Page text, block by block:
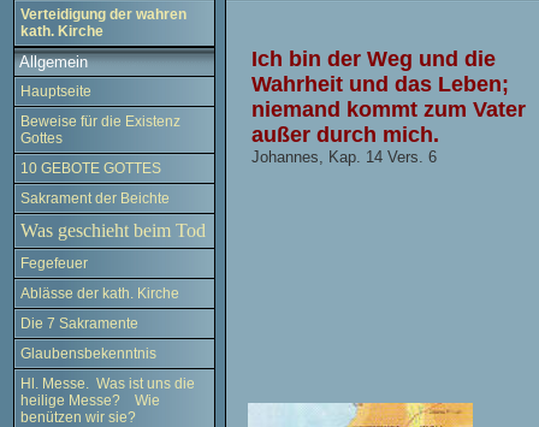
Verteidigung der wahren
kath. Kirche
Allgemein
Hauptseite
Beweise für die Existenz
Gottes
10 GEBOTE GOTTES
Sakrament der Beichte
Was geschieht beim Tod
Fegefeuer
Ablässe der kath. Kirche
Die 7 Sakramente
Glaubensbekenntnis
Hl. Messe. Was ist uns die
heilige Messe? Wie
benützen wir sie?
Ich bin der Weg und die
Wahrheit und das Leben;
niemand kommt zum Vater
außer durch mich.
Johannes, Kap. 14 Vers. 6